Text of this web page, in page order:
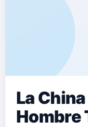
La
Hombre